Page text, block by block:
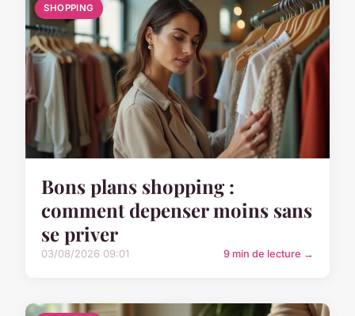
SHOPPING
Bons plans shopping :
comment depenser moins sans
se priver
03/08/2026 09:01 9 min de lecture →